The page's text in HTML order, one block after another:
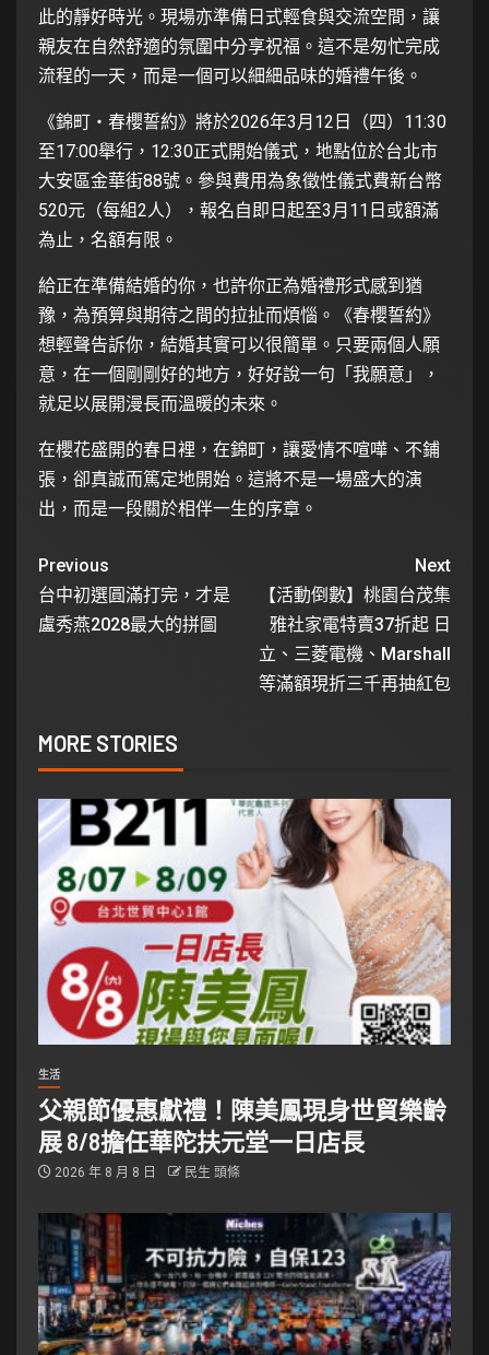
此的靜好時光。現場亦準備日式輕食與交流空間，讓
親友在自然舒適的氛圍中分享祝福。這不是匆忙完成
流程的一天，而是一個可以細細品味的婚禮午後。
《錦町・春櫻誓約》將於2026年3月12日（四）11:30
至17:00舉行，12:30正式開始儀式，地點位於台北市
大安區金華街88號。參與費用為象徵性儀式費新台幣
520元（每組2人），報名自即日起至3月11日或額滿
為止，名額有限。
給正在準備結婚的你，也許你正為婚禮形式感到猶
豫，為預算與期待之間的拉扯而煩惱。《春櫻誓約》
想輕聲告訴你，結婚其實可以很簡單。只要兩個人願
意，在一個剛剛好的地方，好好說一句「我願意」，
就足以展開漫長而溫暖的未來。
在櫻花盛開的春日裡，在錦町，讓愛情不喧嘩、不鋪
張，卻真誠而篤定地開始。這將不是一場盛大的演
出，而是一段關於相伴一生的序章。
Previous
台中初選圓滿打完，才是
盧秀燕2028最大的拼圖
Next
【活動倒數】桃園台茂集
雅社家電特賣37折起 日
立、三菱電機、Marshall
等滿額現折三千再抽紅包
MORE STORIES
生活
父親節優惠獻禮！陳美鳳現身世貿樂齡
展 8/8擔任華陀扶元堂一日店長
2026 年 8 月 8 日 民生 頭條